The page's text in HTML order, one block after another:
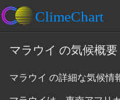
マラウイ の気候概要
マラウイ の詳細な気候情